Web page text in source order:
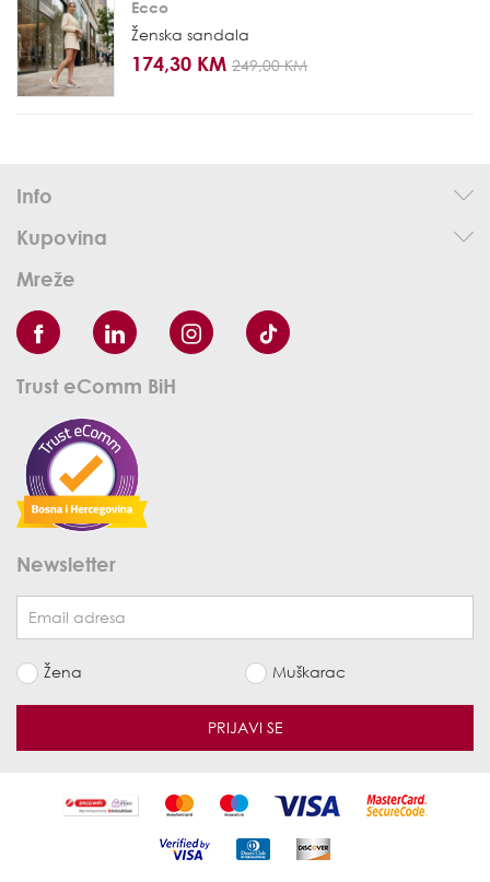
Ecco
Ženska sandala
174,30 KM 249,00 KM
Info
Kupovina
Mreže
Trust eComm BiH
Newsletter
Žena Muškarac
PRIJAVI SE